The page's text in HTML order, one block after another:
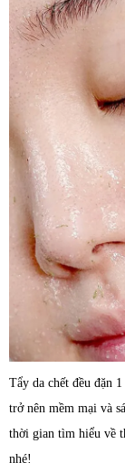
Tẩy da chết đều đặn
trở nên mềm mại và
thời gian tìm hiểu về
nhé!